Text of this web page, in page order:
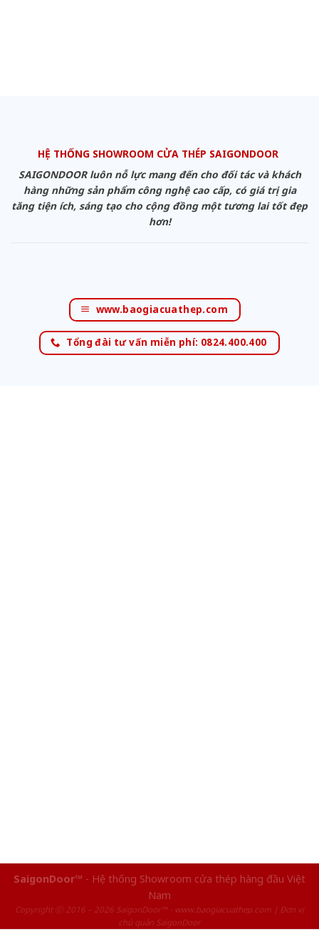
HỆ THỐNG SHOWROOM CỬA THÉP SAIGONDOOR
SAIGONDOOR luôn nỗ lực mang đến cho đối tác và khách
hàng những sản phẩm công nghệ cao cấp, có giá trị gia
tăng tiện ích, sáng tạo cho cộng đồng một tương lai tốt đẹp
hơn!
www.baogiacuathep.com
Tổng đài tư vấn miễn phí: 0824.400.400
SaigonDoor™ - Hệ thống Showroom cửa thép hàng đầu Việt
Nam
Copyright ⓒ 2016 – 2026 SaigonDoor™ - www.baogiacuathep.com | Đơn vị
chủ quản SaigonDoor